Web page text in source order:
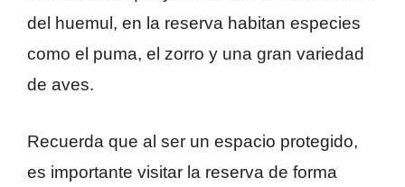
del huemul, en la reserva habitan especies
como el puma, el zorro y una gran variedad
de aves.
Recuerda que al ser un espacio protegido,
es importante visitar la reserva de forma